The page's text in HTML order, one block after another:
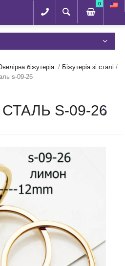
0
біжутерія. / Біжутерія зі сталі /
s-09-26
S-09-26